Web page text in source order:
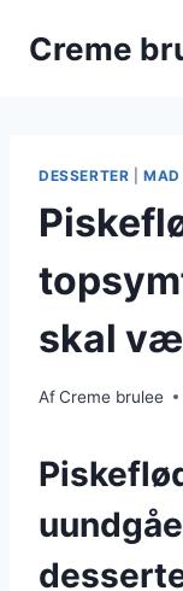
Creme
DESSERTER |MAD
skal
AfCreme brulee